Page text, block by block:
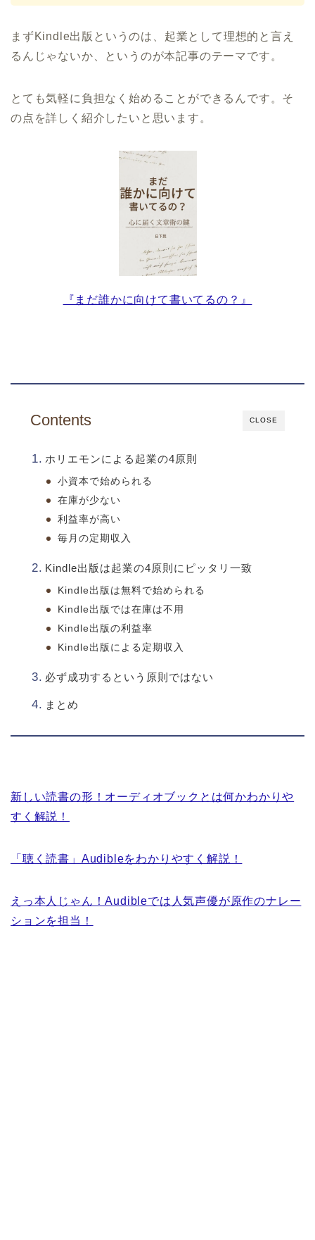
まずKindle出版というのは、起業として理想的と言え
るんじゃないか、というのが本記事のテーマです。
とても気軽に負担なく始めることができるんです。そ
の点を詳しく紹介したいと思います。
『まだ誰かに向けて書いてるの？』
CLOSE
Contents
ホリエモンによる起業の4原則
小資本で始められる
在庫が少ない
利益率が高い
毎月の定期収入
Kindle出版は起業の4原則にピッタリ一致
Kindle出版は無料で始められる
Kindle出版では在庫は不用
Kindle出版の利益率
Kindle出版による定期収入
必ず成功するという原則ではない
まとめ
新しい読書の形！オーディオブックとは何かわかりや
すく解説！
「聴く読書」Audibleをわかりやすく解説！
えっ本人じゃん！Audibleでは人気声優が原作のナレー
ションを担当！